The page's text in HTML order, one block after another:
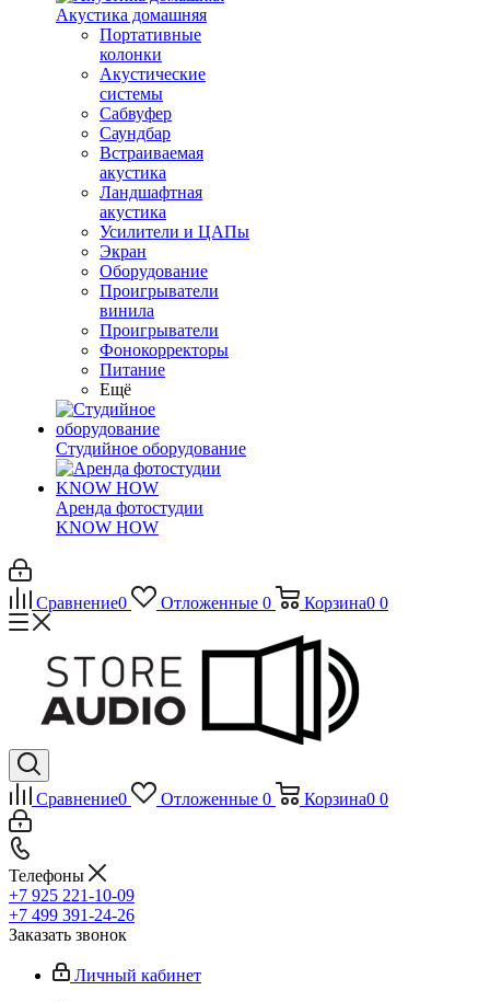
Акустика домашняя
Портативные
колонки
Акустические
системы
Сабвуфер
Саундбар
Встраиваемая
акустика
Ландшафтная
акустика
Усилители и ЦАПы
Экран
Оборудование
Проигрыватели
винила
Проигрыватели
Фонокорректоры
Питание
Ещё
Студийное оборудование
Аренда фотостудии
KNOW HOW
Сравнение0 Отложенные 0 Корзина0 0
Сравнение0 Отложенные 0 Корзина0 0
Телефоны
+7 925 221-10-09
+7 499 391-24-26
Заказать звонок
Личный кабинет